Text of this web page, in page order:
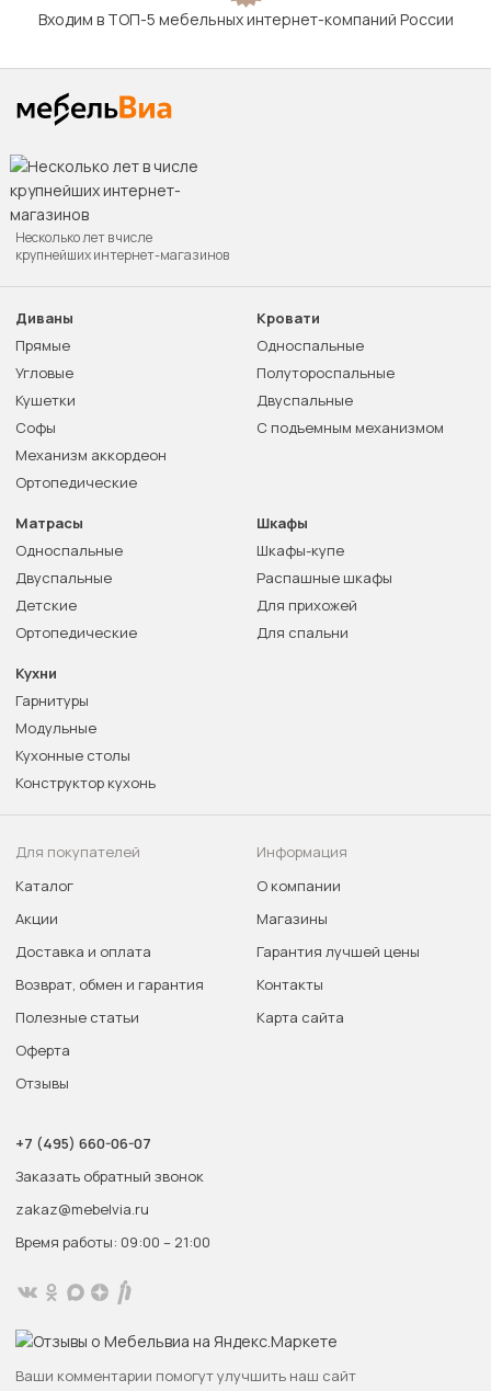
Входим в ТОП-5 мебельных интернет-компаний России
Несколько лет в числе
крупнейших интернет-магазинов
Диваны
Прямые
Угловые
Кушетки
Софы
Механизм аккордеон
Ортопедические
Кровати
Односпальные
Полутороспальные
Двуспальные
С подъемным механизмом
Матрасы
Односпальные
Двуспальные
Детские
Ортопедические
Шкафы
Шкафы-купе
Распашные шкафы
Для прихожей
Для спальни
Кухни
Гарнитуры
Модульные
Кухонные столы
Конструктор кухонь
Для покупателей
Каталог
Акции
Доставка и оплата
Возврат, обмен и гарантия
Полезные статьи
Оферта
Отзывы
Информация
О компании
Магазины
Гарантия лучшей цены
Контакты
Карта сайта
+7 (495) 660-06-07
Заказать обратный звонок
zakaz@mebelvia.ru
Время работы: 09:00 – 21:00
Ваши комментарии помогут улучшить наш сайт